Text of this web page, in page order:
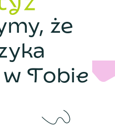
my, że
yka
w Tobie